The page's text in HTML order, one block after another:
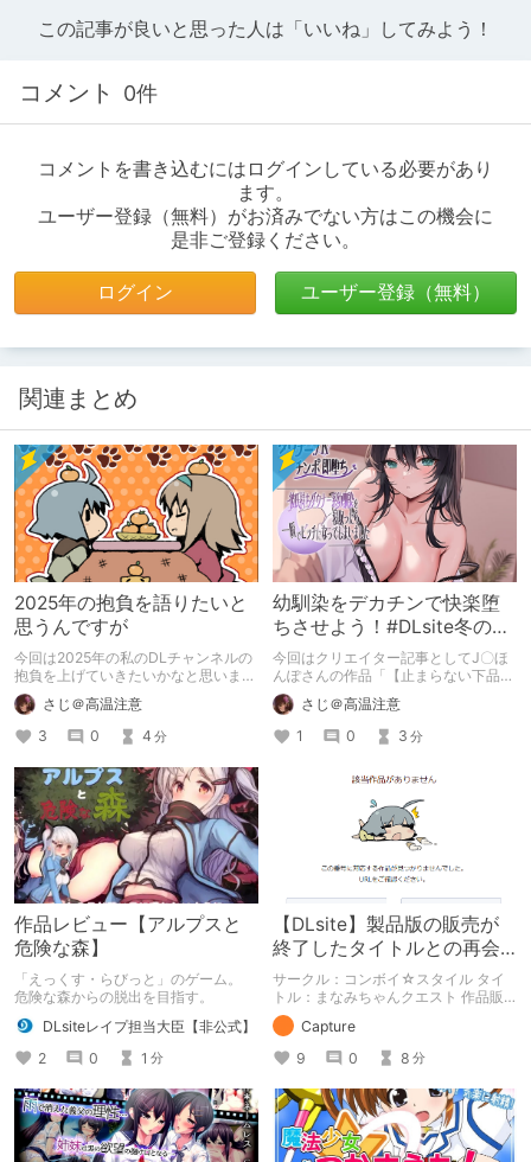
この記事が良いと思った人は「いいね」してみよう！
コメント 0件
コメントを書き込むにはログインしている必要があり
ます。
ユーザー登録（無料）がお済みでない方はこの機会に
是非ご登録ください。
ログイン ユーザー登録（無料）
関連まとめ
2025年の抱負を語りたいと
思うんですが
今回は2025年の私のDLチャンネルの
抱負を上げていきたいかなと思いま
す。 自分の中で自分の出来る目標を
決めていきたいと思います。
さじ＠高温注意
3
0 4 分
幼馴染をデカチンで快楽堕
ちさせよう！#DLsite冬のセ
ールで買ったもの
今回はクリエイター記事としてJ〇ほ
んぽさんの作品「【止まらない下品オ
ホ声♪】ダウナーJKチンポ即堕ち～彼
氏持ちダウナー系幼馴染を寝取ったら
一瞬でビッチになってしまいました
～」を紹介したいと思います。 彼氏
ホらせよう！
さじ＠高温注意
1
0 3 分
作品レビュー【アルプスと
危険な森】
「えっくす・らびっと」のゲーム。
危険な森からの脱出を目指す。
DLsiteレイプ担当大臣【非公式】
2
0 1 分
【DLsite】製品版の販売が
終了したタイトルとの再会
【アンテナ】
サークル：コンボイ☆スタイル タイ
トル：まなみちゃんクエスト 作品販
売日：2014.06.29（販売終了） 製品
版の販売が終了したタイトルの体験版
を中心に紹介しています。 体験版の
「ネタバレ」を含んだ内容をまとめて
いるので、苦手な方は注意して下さ
い。
Capture
9
0 8 分